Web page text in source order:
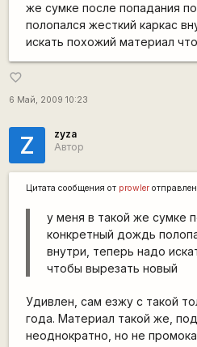
же сумке после попадания
полопался жесткий каркас
искать похожий материал
favorite_border
6 Май, 2009 10:23
Z
zyza
Автор
Цитата сообщения от prowler
у меня в такой же сумке
конкретный дождь
внутри, теперь надо
чтобы вырезать новый
Удивлен, сам езжу с такой
года. Материал такой же,
неоднократно, но не